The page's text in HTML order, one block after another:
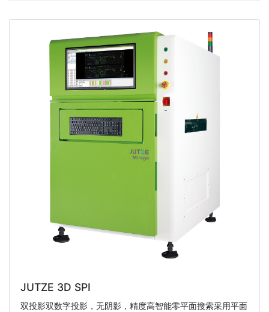
JUTZE 3D SPI
双投影双数字投影，无阴影，精度高智能零平面搜索采用平面